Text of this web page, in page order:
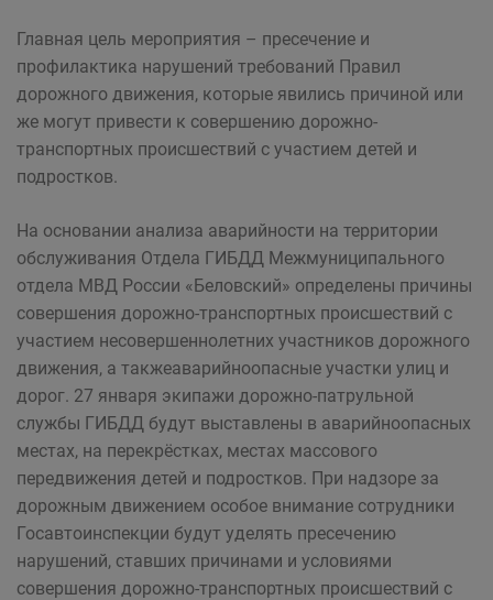
Главная цель мероприятия – пресечение и
профилактика нарушений требований Правил
дорожного движения, которые явились причиной или
же могут привести к совершению дорожно-
транспортных происшествий с участием детей и
подростков.
На основании анализа аварийности на территории
обслуживания Отдела ГИБДД Межмуниципального
отдела МВД России «Беловский» определены причины
совершения дорожно-транспортных происшествий с
участием несовершеннолетних участников дорожного
движения, а такжеаварийноопасные участки улиц и
дорог. 27 января экипажи дорожно-патрульной
службы ГИБДД будут выставлены в аварийноопасных
местах, на перекрёстках, местах массового
передвижения детей и подростков. При надзоре за
дорожным движением особое внимание сотрудники
Госавтоинспекции будут уделять пресечению
нарушений, ставших причинами и условиями
совершения дорожно-транспортных происшествий с